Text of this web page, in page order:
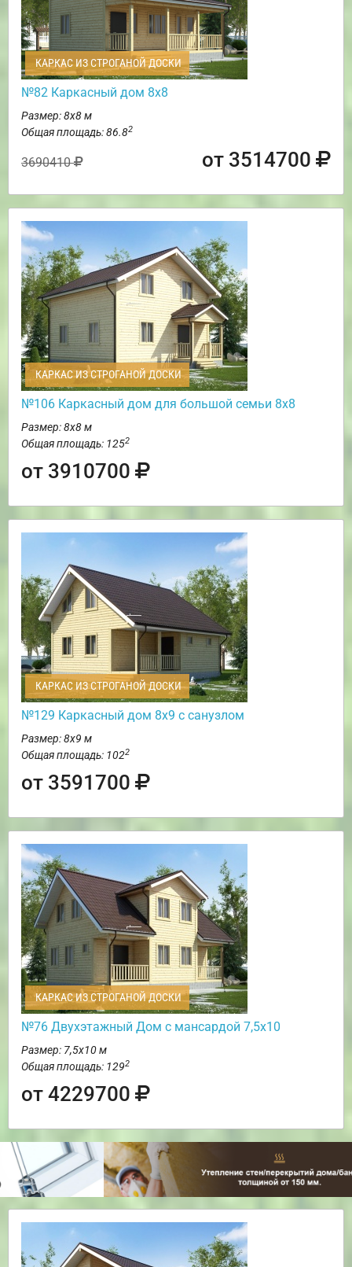
КАРКАС ИЗ СТРОГАНОЙ ДОСКИ
№82 Каркасный дом 8х8
Размер: 8х8 м
Общая площадь: 86.82
3690410 от 3514700
КАРКАС ИЗ СТРОГАНОЙ ДОСКИ
№106 Каркасный дом для большой семьи 8х8
Размер: 8х8 м
Общая площадь: 1252
от 3910700
КАРКАС ИЗ СТРОГАНОЙ ДОСКИ
№129 Каркасный дом 8х9 с санузлом
Размер: 8х9 м
Общая площадь: 1022
от 3591700
КАРКАС ИЗ СТРОГАНОЙ ДОСКИ
№76 Двухэтажный Дом с мансардой 7,5х10
Размер: 7,5х10 м
Общая площадь: 1292
от 4229700